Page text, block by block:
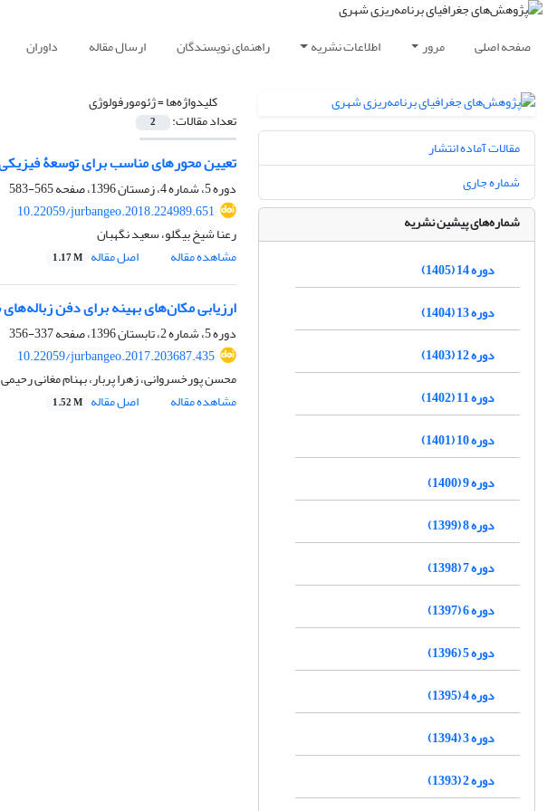
صفحه اصلی مرور اطلاعات نشریه راهنمای نویسندگان ارسال مقاله داوران
کلیدواژه‌ها =ژئومورفولوژی
تعداد مقالات: 2
تعیین محورهای مناسب برای توسعۀ
دوره 5، شماره 4، زمستان 1396، صفحه
565-583
10.22059/jurbangeo.2018.224989.651
رعنا شیخ بیگلو، سعید نگهبان
مشاهده مقاله
اصل مقاله 1.17 M
ارزیابی مکان‌های بهینه برای دفن
دوره 5، شماره 2، تابستان 1396، صفحه
337-356
10.22059/jurbangeo.2017.203687.435
محسن پورخسروانی، زهرا پربار، بهنام مغانی رحیمی
مشاهده مقاله
اصل مقاله 1.52 M
مقالات آماده انتشار
شماره جاری
شماره‌های پیشین نشریه
دوره 14 (1405)
دوره 13 (1404)
دوره 12 (1403)
دوره 11 (1402)
دوره 10 (1401)
دوره 9 (1400)
دوره 8 (1399)
دوره 7 (1398)
دوره 6 (1397)
دوره 5 (1396)
دوره 4 (1395)
دوره 3 (1394)
دوره 2 (1393)